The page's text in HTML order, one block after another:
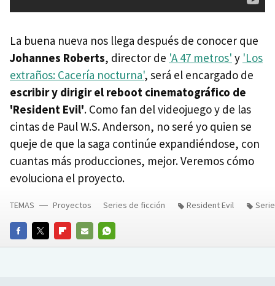
La buena nueva nos llega después de conocer que
Johannes Roberts, director de 'A 47 metros' y 'Los
extraños: Cacería nocturna', será el encargado de
escribir y dirigir el reboot cinematográfico de
'Resident Evil'. Como fan del videojuego y de las
cintas de Paul W.S. Anderson, no seré yo quien se
queje de que la saga continúe expandiéndose, con
cuantas más producciones, mejor. Veremos cómo
evoluciona el proyecto.
FACEBOOKTWITTERFLIPBOARD
E-
WHATSAPP
TEMAS Proyectos Series de ficción Resident Evil